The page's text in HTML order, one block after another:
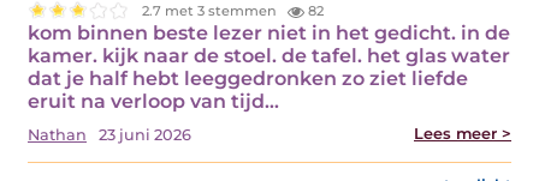
2.7 met 3 stemmen 82
kom binnen beste lezer niet in het gedicht. in de
kamer. kijk naar de stoel. de tafel. het glas water
dat je half hebt leeggedronken zo ziet liefde
eruit na verloop van tijd…
Nathan 23 juni 2026 Lees meer >